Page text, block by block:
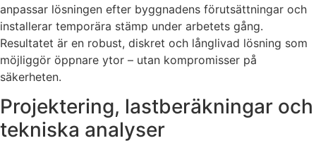
anpassar lösningen efter byggnadens förutsättningar och
installerar temporära stämp under arbetets gång.
Resultatet är en robust, diskret och långlivad lösning som
möjliggör öppnare ytor – utan kompromisser på
säkerheten.
Projektering, lastberäkningar och
tekniska analyser